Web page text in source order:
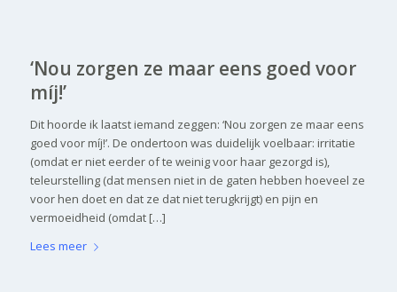
‘Nou zorgen ze maar eens goed voor
míj!’
Dit hoorde ik laatst iemand zeggen: ‘Nou zorgen ze maar eens
goed voor míj!’. De ondertoon was duidelijk voelbaar: irritatie
(omdat er niet eerder of te weinig voor haar gezorgd is),
teleurstelling (dat mensen niet in de gaten hebben hoeveel ze
voor hen doet en dat ze dat niet terugkrijgt) en pijn en
vermoeidheid (omdat […]
Lees meer